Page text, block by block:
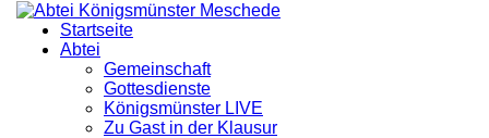
Startseite
Abtei
Gemeinschaft
Gottesdienste
Königsmünster LIVE
Zu Gast in der Klausur